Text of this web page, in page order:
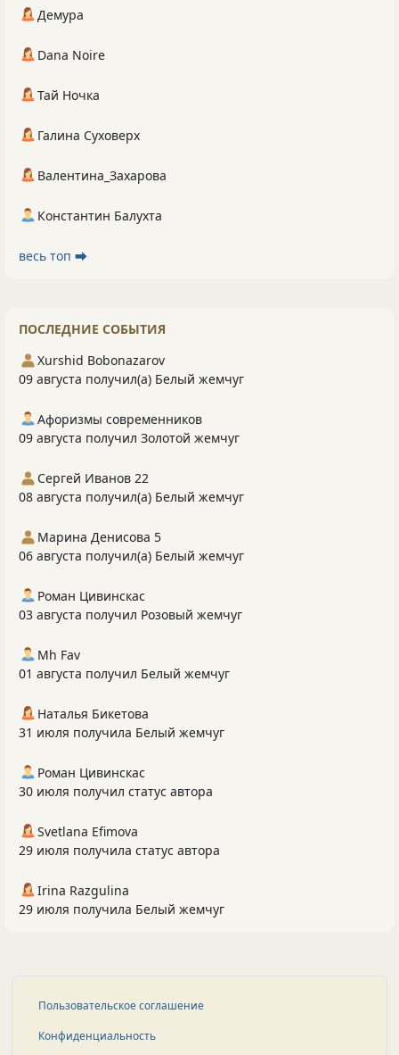
Демура
Dana Noire
Тай Ночка
Галина Суховерх
Валентина_Захарова
Константин Балухта
весь топ ⮕
ПОСЛЕДНИЕ СОБЫТИЯ
Xurshid Bobonazarov
09 августа получил(а) Белый жемчуг
Афоризмы современников
09 августа получил Золотой жемчуг
Сергей Иванов 22
08 августа получил(а) Белый жемчуг
Марина Денисова 5
06 августа получил(а) Белый жемчуг
Роман Цивинскас
03 августа получил Розовый жемчуг
Mh Fav
01 августа получил Белый жемчуг
Наталья Бикетова
31 июля получила Белый жемчуг
Роман Цивинскас
30 июля получил статус автора
Svetlana Efimova
29 июля получила статус автора
Irina Razgulina
29 июля получила Белый жемчуг
Пользовательское соглашение
Конфиденциальность